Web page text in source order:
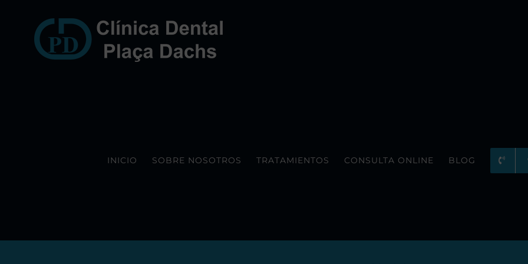
contenido
INICIO SOBRE NOSOTROS TRATAMIENTOS CONSULTA ONLINE BLOG